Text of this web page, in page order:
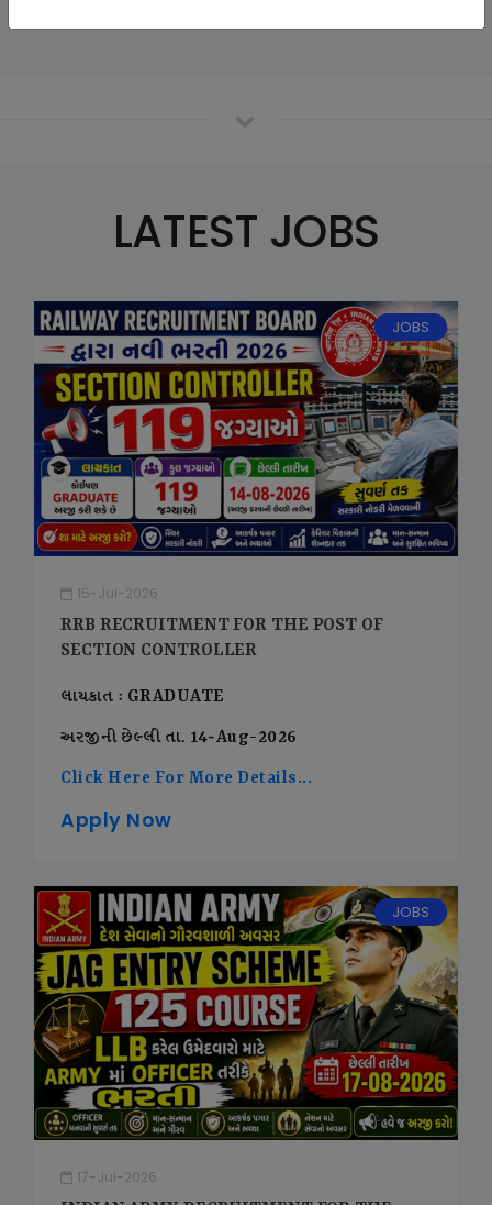
LATEST JOBS
JOBS
15-Jul-2026
RRB RECRUITMENT FOR THE POST OF
SECTION CONTROLLER
લાયકાત : GRADUATE
અરજીની છેલ્લી તા. 14-Aug-2026
Click Here For More Details...
Apply Now
JOBS
17-Jul-2026